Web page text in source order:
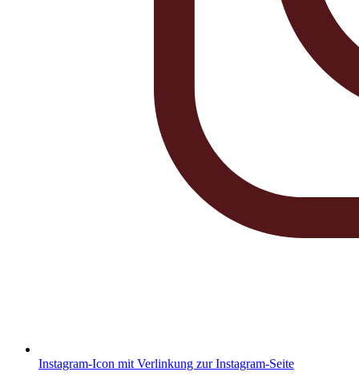
Instagram-Icon mit Verlinkung zur Instagram-Seite